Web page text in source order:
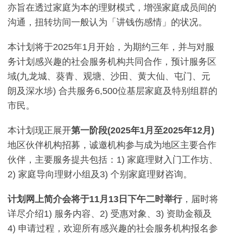
亦旨在透过家庭为本的理财模式，增强家庭成员间的
沟通，扭转坊间一般认为「讲钱伤感情」的状况。
本计划将于2025年1月开始，为期约三年，并与对服
务计划感兴趣的社会服务机构共同合作，预计服务区
域(九龙城、葵青、观塘、沙田、黄大仙、屯门、元
朗及深水埗) 合共服务6,500位基层家庭及特别组群的
市民。
本计划现正展开第一阶段(2025年1月至2025年12月)
地区伙伴机构招募，诚邀机构参与成为地区主要合作
伙伴，主要服务提共包括：1) 家庭理财入门工作坊、
2) 家庭导向理财小组及3) 个别家庭理财咨询。
计划网上简介会将于11月13日下午二时举行，届时将
详尽介绍1) 服务内容、2) 受惠对象、3) 资助金额及
4) 申请过程，欢迎所有感兴趣的社会服务机构报名参